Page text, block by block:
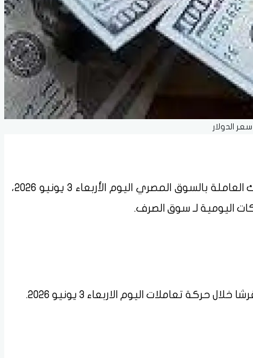
سعر الدولار
سجل سعر صرف الدولار أمام الجنيه في البنوك العاملة بالسوق المصري اليوم الأربعاء 3 يونيو 2026،
اليومية لـ سوق الصرف.